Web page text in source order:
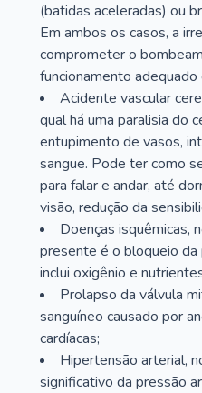
(batidas aceleradas) ou
Em ambos os casos, a
comprometer o
funcionamento adequado
Acidente vascular
qual há uma paralisia do
entupimento de vasos,
sangue. Pode ter como
para falar e andar, até
visão, redução da
Doenças isquêmicas,
presente é o bloqueio
inclui oxigênio e
Prolapso da válvula
sanguíneo causado por
cardíacas;
Hipertensão arterial,
significativo da pressão